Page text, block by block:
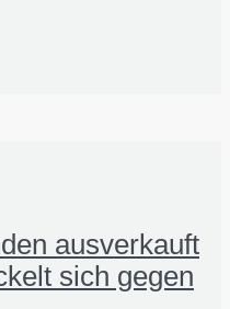
ausverkauft
sich gegen